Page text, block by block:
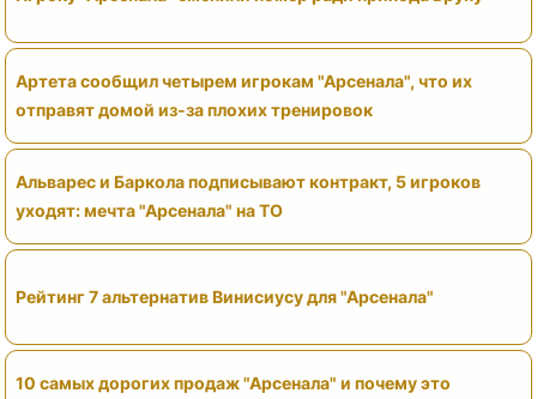
Артета сообщил четырем игрокам "Арсенала", что их
отправят домой из-за плохих тренировок
Альварес и Баркола подписывают контракт, 5 игроков
уходят: мечта "Арсенала" на ТО
Рейтинг 7 альтернатив Винисиусу для "Арсенала"
10 самых дорогих продаж "Арсенала" и почему это